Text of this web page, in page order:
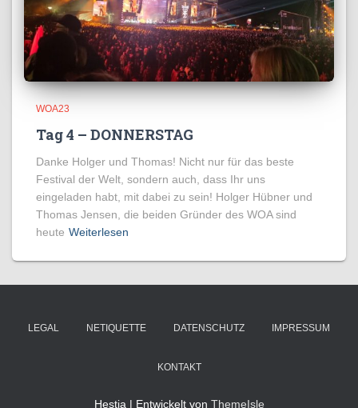
WOA23
Tag 4 – DONNERSTAG
Danke Holger und Thomas! Nicht nur für das beste
Festival der Welt, sondern auch, dass Ihr uns
eingeladen habt, mit dabei zu sein! Holger Hübner und
Thomas Jensen, die beiden Gründer des WOA sind
heute Weiterlesen
LEGAL NETIQUETTE DATENSCHUTZ IMPRESSUM
KONTAKT
Hestia | Entwickelt von ThemeIsle